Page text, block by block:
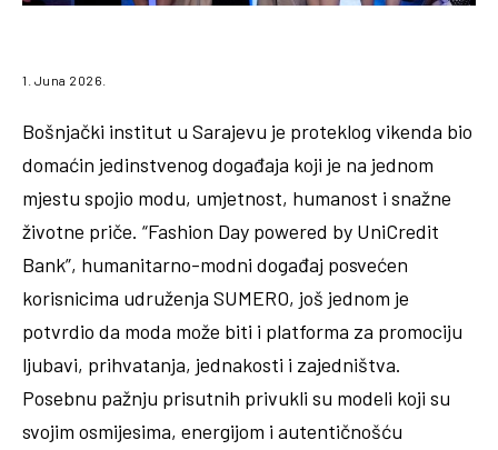
1. Juna 2026.
Bošnjački institut u Sarajevu je proteklog vikenda bio
domaćin jedinstvenog događaja koji je na jednom
mjestu spojio modu, umjetnost, humanost i snažne
životne priče. “Fashion Day powered by UniCredit
Bank”, humanitarno-modni događaj posvećen
korisnicima udruženja SUMERO, još jednom je
potvrdio da moda može biti i platforma za promociju
ljubavi, prihvatanja, jednakosti i zajedništva.
Posebnu pažnju prisutnih privukli su modeli koji su
svojim osmijesima, energijom i autentičnošću